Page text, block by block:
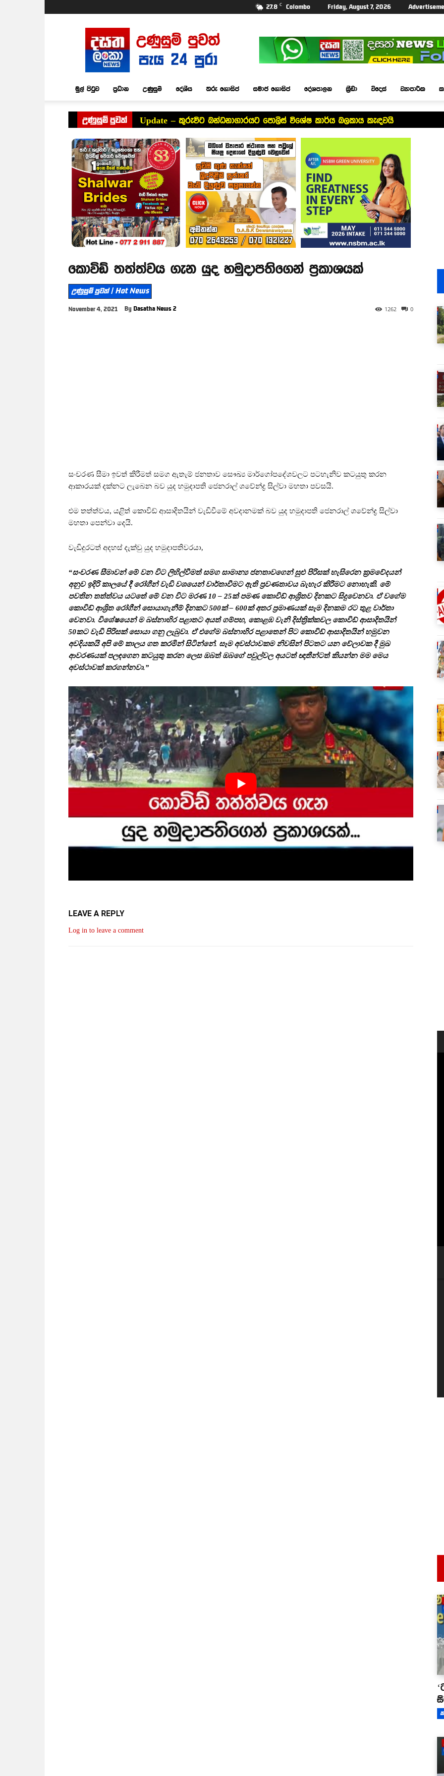
27.8 C Colombo Friday, August 7, 2026
Dasatha
Lanka
News
මුල් පිටුව ප්‍රධාන උණුසුම් දේශීය තරු ගොසිප් සමාජ ගොසිප් දේශපාලන ක්‍රීඩා විදෙස් ව්‍යාපාරික
උණුසුම් පුවත් Update – කුරුවිට බන්ධනාගාරයට පොලිස් විශේෂ කාර්ය බලකාය කැඳවයි
කොවිඩ් තත්ත්වය ගැන යුද හමුදාපතිගෙන් ප්‍රකාශයක්
උණුසුම් පුවත් | Hot News
November 4, 2021 By Dasatha News 2 0
1262
සංචරණ සීමා ඉවත් කිරීමත් සමග ඇතැම් ජනතාව සෞඛ්‍ය මාර්ගෝපදේශවලට පටහැනිව කටයුතු කරන
ආකාරයක් දක්නට ලැබෙන බව යුද හමුදාපති ජෙනරාල් ශවේන්ද්‍ර සිල්වා මහතා පවසයි.
එම තත්ත්වය, යළිත් කොවිඩ් ආසාදිතයින් වැඩිවීමේ අවදානමක් බව යුද හමුදාපති ජෙනරාල් ශවේන්ද්‍ර සිල්වා
මහතා පෙන්වා දෙයි.
වැඩිදුරටත් අදහස් දැක්වු යුද හමුදාපතිවරයා,
“සංචරණ සීමාවන් මේ වන විට ලිහිල්වීමත් සමග සාමාන්‍ය ජනතාවගෙන් සුළු පිරිසක් හැසිරෙන ක්‍රමවේදයන්
අනුව ඉදිරි කාලයේ දී රෝගීන් වැඩි වශයෙන් වාර්තාවීමට ඇති ප්‍රවණතාවය බැහැර කිරීමට නොහැකි. මේ
පවතින තත්ත්වය යටතේ මේ වන විට මරණ 10 – 25ක් පමණ කොවිඩ් ආශ්‍රිතව දිනකට සිදුවෙනවා. ඒ වගේම
කොවිඩ් ආශ්‍රිත රෝගීන් සොයාගැනීම් දිනකට 500ක් – 600ක් අතර ප්‍රමාණයක් සෑම දිනකම රට තුළ වාර්තා
වෙනවා. විශේෂයෙන් ම බස්නාහිර පළාතට අයත් ගම්පහ, කොළඹ වැනි දිස්ත්‍රික්කවල කොවිඩ් ආසාදිතයින්
50කට වැඩි පිරිසක් සොයා ගනු ලැබුවා. ඒ එගේම බස්නාහිර පළාතෙන් පිට කොවිඩ් ආසාදිතයින් හමුවන
අවදියකයි අපි මේ කාලය ගත කරමින් සිටින්නේ. සෑම අවස්ථාවකම නිවසින් පිටතට යන වේලාවක දී මුඛ
ආවරණයක් පලඳගෙන කටයුතු කරන ලෙස ඔබත් ඔබගේ පවුල්වල අයටත් ඥාතීන්ටත් කියන්න මම මෙය
අවස්ථාවක් කරගන්නවා.”
LEAVE A REPLY
Log in to leave a comment